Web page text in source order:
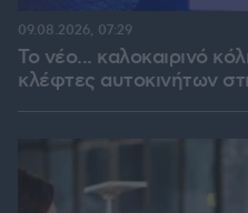
Το νέο... καλοκαιρινό
κλέφτες αυτοκινήτων
09.08.2026, 07:29